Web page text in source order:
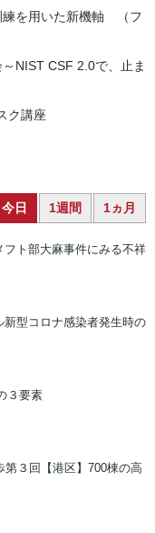
練を用いた新機軸 （フ
NIST CSF 2.0で、止ま
ク講座
今日 1週間 1ヵ月
フト部大麻事件にみる不祥
新型コロナ感染者発生時の
３要素
第３回【港区】700棟の高